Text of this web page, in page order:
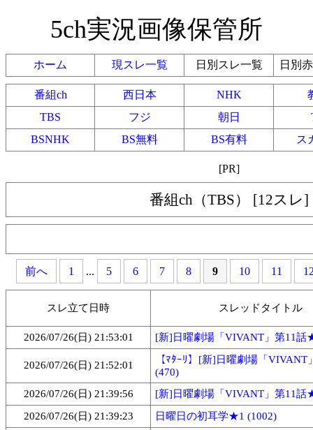
5ch実況画像保管所
ホーム 現スレ一覧 日別スレ一覧 日別
番組ch 西日本 NHK
TBS
フジ 朝日
BSNHK
BS無料 BS有料 ス
[PR]
番組ch（TBS） [12スレ]
前へ 1 ... 5 6 7 8 9 10 11
スレ立て日時 スレッドタイトル
2026/07/26(日) 21:53:01 [新]日曜劇場「VIVANT」第11話
2026/07/26(日) 21:52:01
【ﾏﾀｰﾘ】[新]日曜劇場「
(470)
2026/07/26(日) 21:39:56
[新]日曜劇場「VIVANT」第11話
2026/07/26(日) 21:39:23
日曜日の初耳学★1 (1002)